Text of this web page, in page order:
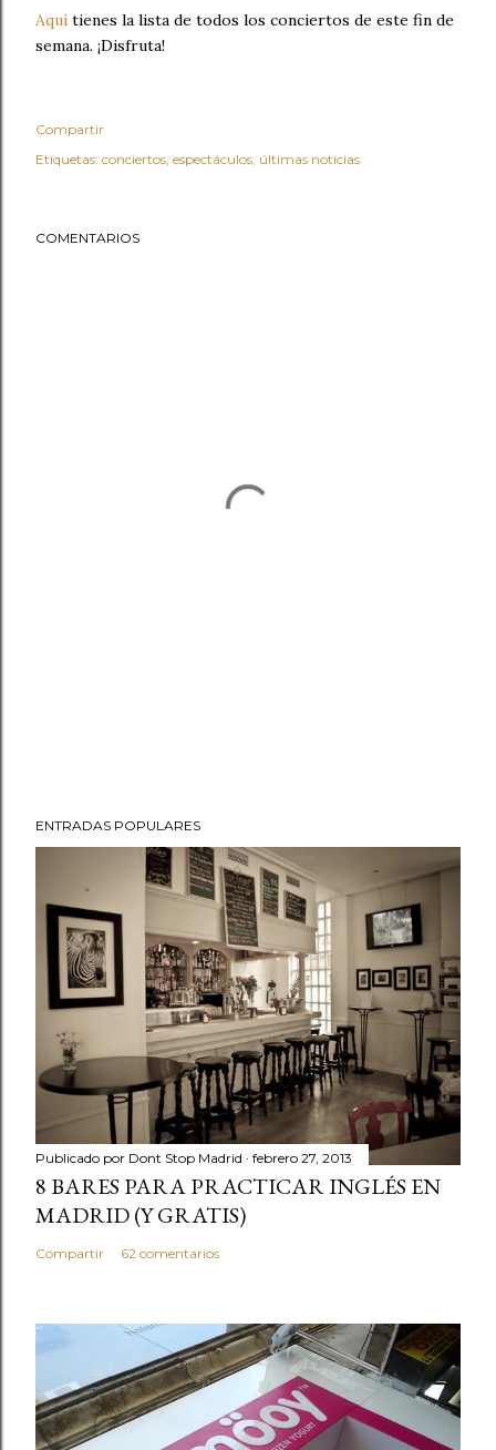
Aquí tienes la lista de todos los conciertos de este fin de
semana. ¡Disfruta!
Compartir
Etiquetas: conciertos espectáculos últimas noticias
COMENTARIOS
ENTRADAS POPULARES
Publicado por Dont Stop Madrid febrero 27, 2013
8 BARES PARA PRACTICAR INGLÉS EN
MADRID (Y GRATIS)
Compartir 62 comentarios